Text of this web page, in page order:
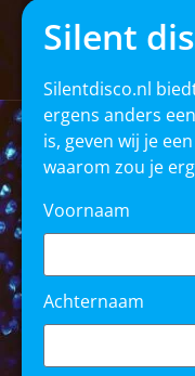
Silent
Silentdisco.nl
ergens anders
is, geven wij je
waarom zou je
Voornaam
Achternaam